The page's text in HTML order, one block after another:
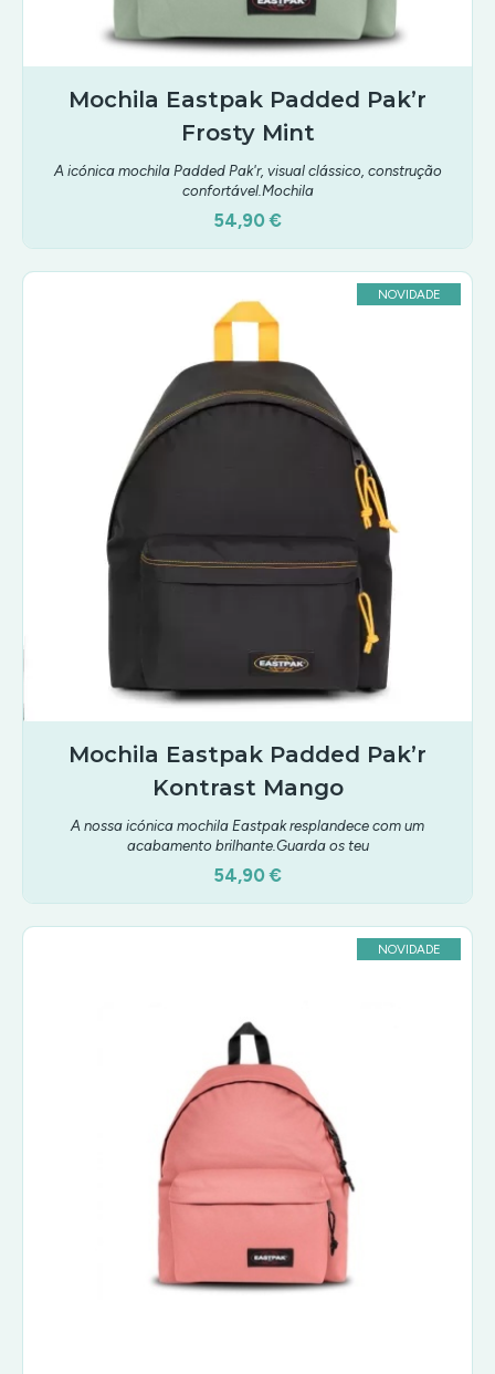
Mochila Eastpak Padded Pak’r
Frosty Mint
A icónica mochila Padded Pak'r, visual clássico, construção
confortável.Mochila
54,90 €
NOVIDADE
Mochila Eastpak Padded Pak’r
Kontrast Mango
A nossa icónica mochila Eastpak resplandece com um
acabamento brilhante.Guarda os teu
54,90 €
NOVIDADE